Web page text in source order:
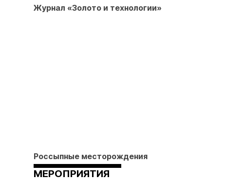
Журнал «Золото и технологии»
Россыпные месторождения
МЕРОПРИЯТИЯ